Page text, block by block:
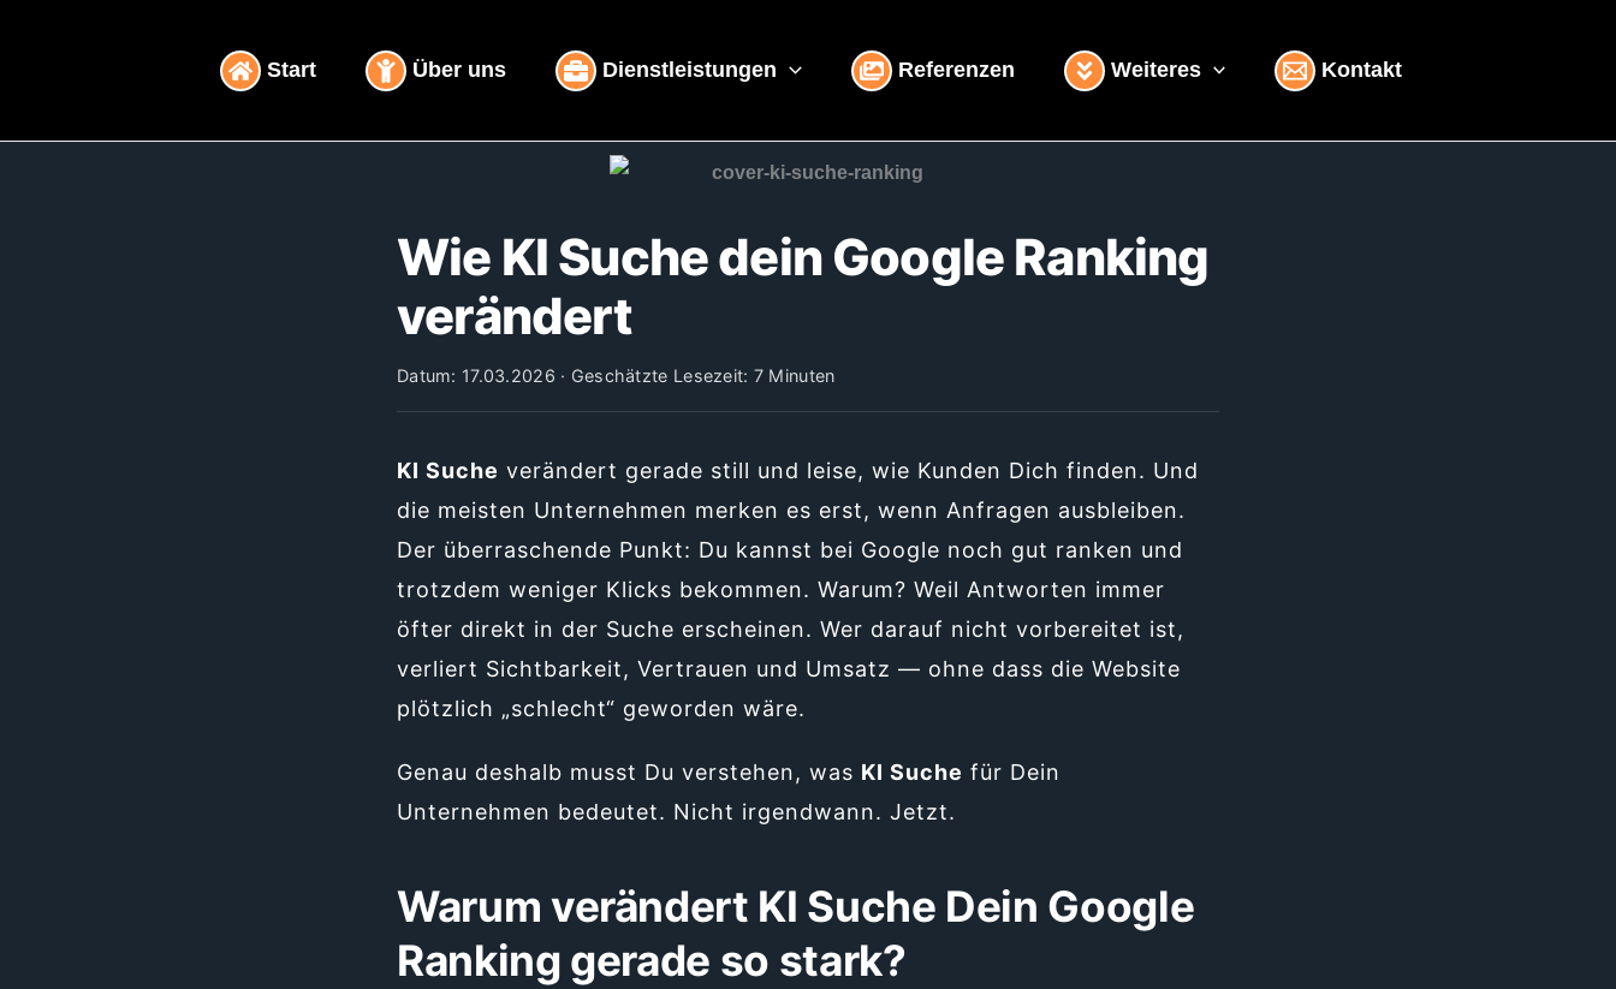
Start Über uns Dienstleistungen Referenzen Weiteres Kontakt
Wie KI Suche dein Google Ranking
verändert
Datum: 17.03.2026 · Geschätzte Lesezeit: 7 Minuten
KI Suche verändert gerade still und leise, wie Kunden Dich finden. Und
die meisten Unternehmen merken es erst, wenn Anfragen ausbleiben.
Der überraschende Punkt: Du kannst bei Google noch gut ranken und
trotzdem weniger Klicks bekommen. Warum? Weil Antworten immer
öfter direkt in der Suche erscheinen. Wer darauf nicht vorbereitet ist,
verliert Sichtbarkeit, Vertrauen und Umsatz — ohne dass die Website
plötzlich „schlecht“ geworden wäre.
Genau deshalb musst Du verstehen, was KI Suche für Dein
Unternehmen bedeutet. Nicht irgendwann. Jetzt.
Warum verändert KI Suche Dein Google
Ranking gerade so stark?